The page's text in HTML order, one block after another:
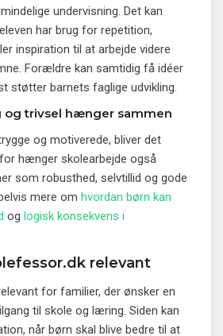
undervisning. Det kan
har brug for repetition,
inspiration til at arbejde videre
Forældre kan samtidig få idéer
støtter barnets faglige udvikling.
og trivsel hænger sammen
og motiverede, bliver det
hænger skolearbejde også
som robusthed, selvtillid og gode
mere om hvordan børn kan
og logisk konsekvens i
relevant
for familier, der ønsker en
til skole og læring. Siden kan
når børn skal blive bedre til at